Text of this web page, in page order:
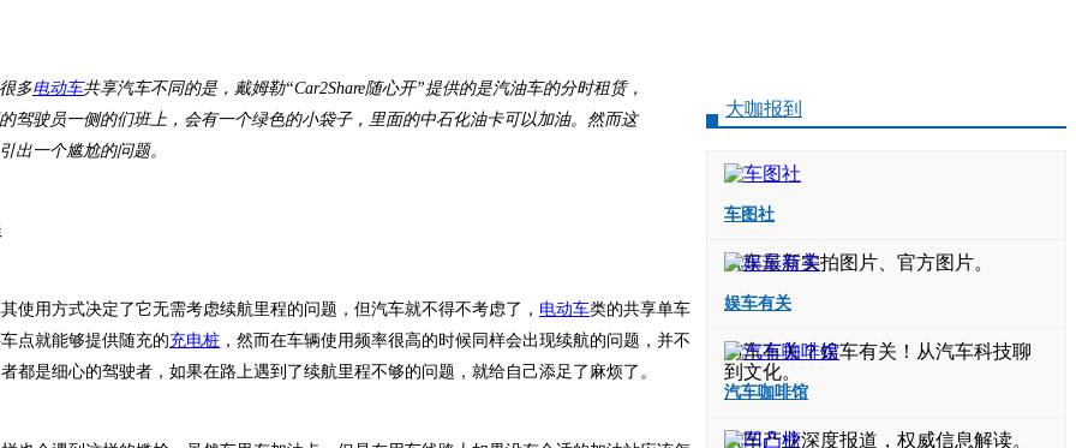
多电动车共享汽车不同的是，戴姆勒“Car2Share随心开”提供的是汽油车的分时租赁，
驾驶员一侧的们班上，会有一个绿色的小袋子，里面的中石化油卡可以加油。然而这
出一个尴尬的问题。
使用方式决定了它无需考虑续航里程的问题，但汽车就不得不考虑了， 电动车类的共享单车
点就能够提供随充的充电桩 ，然而在车辆使用频率很高的时候同样会出现续航的问题，并不
都是细心的驾驶者，如果在路上遇到了续航里程不够的问题，就给自己添足了麻烦了。
大咖报到
车图社
汽车最新实拍图片、官方图片。
娱车有关
与车有关？娱车有关！从汽车科技聊
到文化。
汽车咖啡馆
汽车产业深度报道，权威信息解读。